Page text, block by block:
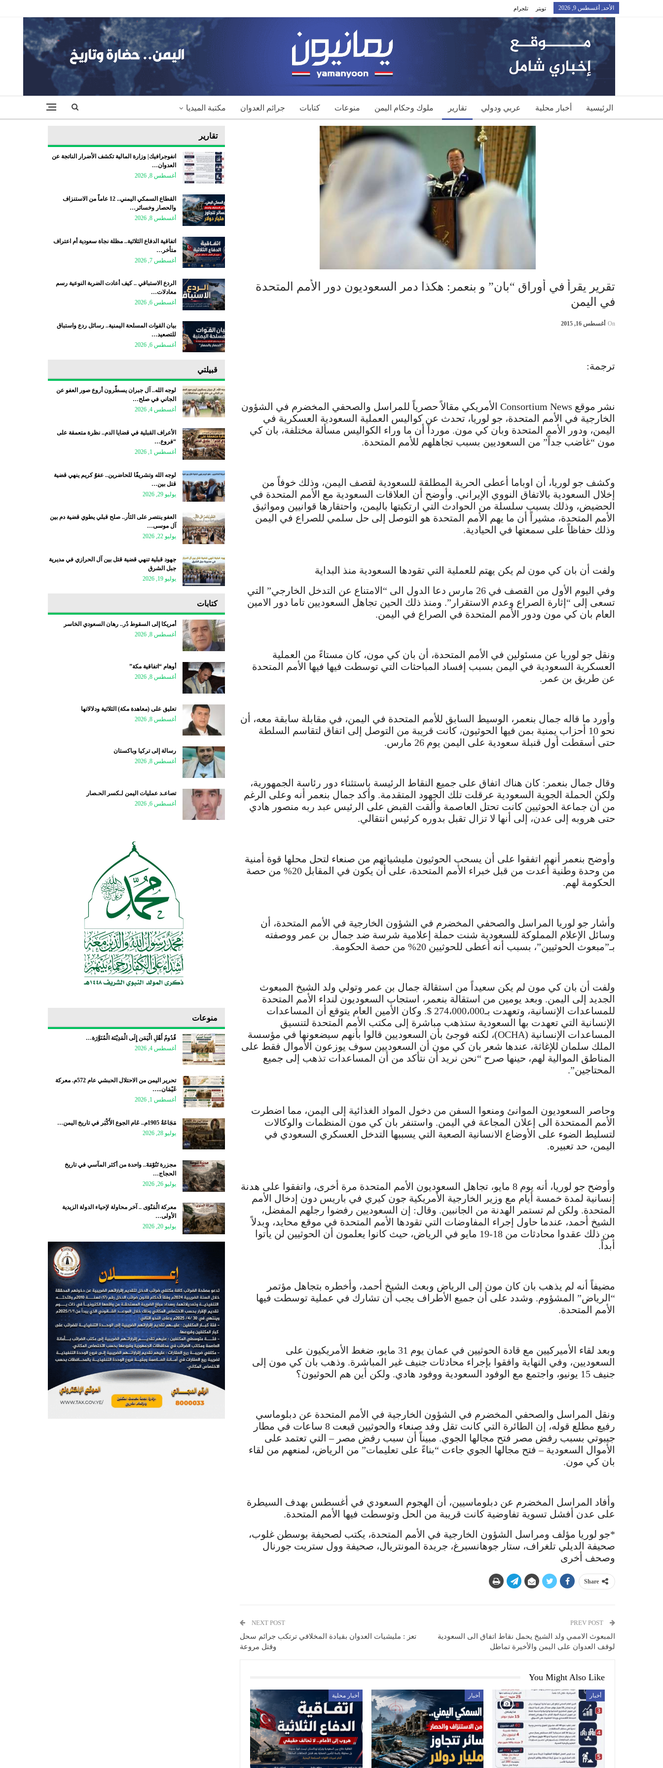
الأحد, أغسطس 9, 2026 تويتر تلجرام
الرئيسية أخبار محلية عربي ودولي تقارير ملوك وحكام اليمن منوعات كتابات جرائم العدوان مكتبة الميديا
تقرير يقرأ في أوراق “بان” و بنعمر: هكذا دمر السعوديون دور الأمم المتحدة
في اليمن
On أغسطس 16, 2015
ترجمة:
نشر موقع Consortium News الأمريكي مقالاً حصرياً للمراسل والصحفي المخضرم في الشؤون
الخارجية في الأمم المتحدة، جو لوريا، تحدث عن كواليس العملية السعودية العسكرية في
اليمن، ودور الأمم المتحدة وبان كي مون. مورداً أن ما وراء الكواليس مسألة مختلفة، بان كي
مون “غاضب جداً” من السعوديين بسبب تجاهلهم للأمم المتحدة.
وكشف جو لوريا، أن اوباما أعطى الحرية المطلقة للسعودية لقصف اليمن، وذلك خوفاً من
إخلال السعودية بالاتفاق النووي الإيراني. وأوضح أن العلاقات السعودية مع الأمم المتحدة في
الحضيض، وذلك بسبب سلسلة من الحوادث التي ارتكبتها باليمن، واحتقارها قوانيين ومواثيق
الأمم المتحدة، مشيراً أن ما يهم الأمم المتحدة هو التوصل إلى حل سلمي للصراع في اليمن
وذلك حفاظاً على سمعتها في الحيادية.
ولفت أن بان كي مون لم يكن يهتم للعملية التي تقودها السعودية منذ البداية
وفي اليوم الأول من القصف في 26 مارس دعا الدول الى “الامتناع عن التدخل الخارجي” التي
تسعى إلى “إثارة الصراع وعدم الاستقرار”. ومنذ ذلك الحين تجاهل السعوديين تاما دور الامين
العام بان كي مون ودور الأمم المتحدة في الصراع في اليمن.
ونقل جو لوريا عن مسئولين في الأمم المتحدة، أن بان كي مون، كان مستاءً من العملية
العسكرية السعودية في اليمن بسبب إفساد المباحثات التي توسطت فيها فيها الأمم المتحدة
عن طريق بن عمر.
وأورد ما قاله جمال بنعمر، الوسيط السابق للأمم المتحدة في اليمن، في مقابلة سابقة معه، أن
نحو 10 أحزاب يمنية بمن فيها الحوثيون، كانت قريبة من التوصل إلى اتفاق لتقاسم السلطة
حتى أسقطت أول قنبلة سعودية على اليمن يوم 26 مارس.
وقال جمال بنعمر: كان هناك اتفاق على جميع النقاط الرئيسة باستثناء دور رئاسة الجمهورية،
ولكن الحملة الجوية السعودية عرقلت تلك الجهود المتقدمة. وأكد جمال بنعمر أنه وعلى الرغم
من أن جماعة الحوثيين كانت تحتل العاصمة وألقت القبض على الرئيس عبد ربه منصور هادي
حتى هروبه إلى عدن، إلى أنها لا تزال تقبل بدوره كرئيس انتقالي.
وأوضح بنعمر أنهم اتفقوا على أن يسحب الحوثيون مليشياتهم من صنعاء لتحل محلها قوة أمنية
من وحدة وطنية أعدت من قبل خبراء الأمم المتحدة، على أن يكون في المقابل 20% من حصة
الحكومة لهم.
وأشار جو لوريا المراسل والصحفي المخضرم في الشؤون الخارجية في الأمم المتحدة، أن
وسائل الإعلام المملوكة للسعودية شنت حملة إعلامية شرسة ضد جمال بن عمر ووصفته
بـ”مبعوث الحوثيين”، بسبب أنه أعطى للحوثيين 20% من حصة الحكومة.
ولفت أن بان كي مون لم يكن سعيداً من استقالة جمال بن عمر وتولي ولد الشيخ المبعوث
الجديد إلى اليمن. وبعد يومين من استقالة بنعمر، استجاب السعوديون لنداء الأمم المتحدة
للمساعدات الإنسانية، وتعهدت بـ274،000،000 $. وكان الأمين العام يتوقع أن المساعدات
الإنسانية التي تعهدت بها السعودية ستذهب مباشرة إلى مكتب الأمم المتحدة لتنسيق
المساعدات الإنسانية (OCHA)، لكنه فوجئ بأن السعوديين قالوا بأنهم سيضعونها في مؤسسة
الملك سلمان للإغاثة، عندها شعر بان كي مون أن السعوديين سوف يوزعون الأموال فقط على
المناطق الموالية لهم، حينها صرح “نحن نريد أن نتأكد من أن المساعدات تذهب إلى جميع
المحتاجين”.
وحاصر السعوديون الموانئ ومنعوا السفن من دخول المواد الغذائية إلى اليمن، مما اضطرت
الأمم الممتحدة الى إعلان المجاعة في اليمن. واستنفر بان كي مون المنظمات والوكالات
لتسليط الضوء على الأوضاع الانسانية الصعبة التي يسببها التدخل العسكري السعودي في
اليمن، حد تعبيره.
وأوضح جو لوريا، أنه يوم 8 مايو، تجاهل السعوديون الأمم المتحدة مرة أخرى، واتفقوا على هدنة
إنسانية لمدة خمسة أيام مع وزير الخارجية الأمريكية جون كيري في باريس دون إدخال الأمم
المتحدة. ولكن لم تستمر الهدنة من الجانبين. وقال: إن السعوديين رفضوا رجلهم المفضل،
الشيخ أحمد، عندما حاول إجراء المفاوضات التي تقودها الأمم المتحدة في موقع محايد، وبدلاً
من ذلك عقدوا محادثات من 18-19 مايو في الرياض، حيث كانوا يعلمون أن الحوثيين لن يأتوا
أبداً.
مضيفاً أنه لم يذهب بان كان مون إلى الرياض وبعث الشيخ أحمد، وأخطره بتجاهل مؤتمر
“الرياض” المشؤوم. وشدد على أن جميع الأطراف يجب أن تشارك في عملية توسطت فيها
الأمم المتحدة.
وبعد لقاء الأميركيين مع قادة الحوثيين في عمان يوم 31 مايو، ضغط الأمريكيون على
السعوديين، وفي النهاية وافقوا بإجراء محادثات جنيف غير المباشرة. وذهب بان كي مون إلى
جنيف 15 يونيو، واجتمع مع الوفود السعودية ووفود هادي. ولكن أين هم الحوثيون؟
ونقل المراسل والصحفي المخضرم في الشؤون الخارجية في الأمم المتحدة عن دبلوماسي
رفيع مطلع قوله، إن الطائرة التي كانت تقل وفد صنعاء والحوثيين قبعت 8 ساعات في مطار
جيبوتي بسبب رفض مصر فتح مجالها الجوي. مبيناً أن سبب رفض مصر – التي تعتمد على
الأموال السعودية – فتح مجالها الجوي جاءت “بناءً على تعليمات” من الرياض، لمنعهم من لقاء
بان كي مون.
وأفاد المراسل المخضرم عن دبلوماسيين، أن الهجوم السعودي في أغسطس بهدف السيطرة
على عدن أفشل تسوية تفاوضية كانت قريبة من الحل وتوسطت فيها الأمم المتحدة.
*جو لوريا مؤلف ومراسل الشؤون الخارجية في الأمم المتحدة، يكتب لصحيفة بوسطن غلوب،
صحيفة الديلي تلغراف، ستار جوهانسبرغ، جريدة المونتريال، صحيفة وول ستريت جورنال
وصحف أخرى
Share
المبعوث الاممي ولد الشيخ يحمل نقاط اتفاق الى السعودية
لوقف العدوان على اليمن والأخيرة تماطل
NEXT POST
تعز : مليشيات العدوان بقيادة المخلافي ترتكب جرائم سحل
وقتل مروعة
You Might Also Like
أخبار أخبار أخبار محلية
تقارير
انفوجرافيك| وزارة المالية تكشف الأضرار الناتجة عن
العدوان…
أغسطس 8, 2026
القطاع السمكي اليمني.. 12 عاماً من الاستنزاف
والحصار وخسائر…
أغسطس 8, 2026
اتفاقية الدفاع الثلاثية.. مظلة نجاة سعودية أم اعتراف
متأخر…
أغسطس 7, 2026
الردع الاستباقي .. كيف أعادت الضربة النوعية رسم
معادلات…
أغسطس 6, 2026
بيان القوات المسلحة اليمنية.. رسائل ردع واستباق
للتصعيد…
أغسطس 6, 2026
قبيلتي
لوجه الله.. آل جبران يسطّرون أروع صور العفو عن
الجاني في صلح…
أغسطس 4, 2026
الأعراف القبلية في قضايا الدم.. نظرة متعمقة على
“فروع…
أغسطس 1, 2026
لوجه الله وتشريفًا للحاضرين.. عفوٌ كريم ينهي قضية
قتل بين…
يوليو 29, 2026
العفو ينتصر على الثأر.. صلح قبلي يطوي قضية دم بين
آل موسى…
يوليو 22, 2026
جهود قبلية تنهي قضية قتل بين آل الحرازي في مديرية
جبل الشرق
يوليو 19, 2026
كتابات
أمريكا إلى السقوط دُر.. رهان السعودي الخاسر
أغسطس 8, 2026
أوهام “اتفاقية مكة”
أغسطس 8, 2026
تعليق على (معاهدة مكة) الثلاثية ودلالاتها
أغسطس 8, 2026
رسالة إلى تركيا وباكستان
أغسطس 8, 2026
تصاعـد عمليات اليمن لـكسر الحـصار
أغسطس 6, 2026
منوعات
قُدُومُ أَهْلِ الْيَمَن إِلَى الْمَدِيْنَة الْمُنَوَّرَة…
أغسطس 4, 2026
تحرير اليمن من الاحتلال الحبشي عام 572م. معركة
غَيْمَان..…
أغسطس 1, 2026
مَجَاعَةُ 1905م.. عَام الجوع الأَكْبَر في تاريخ اليمن…
يوليو 28, 2026
مجزرة تَنُوْمَةَ.. واحدة من أكثر المآسي في تاريخ
الحجاج…
يوليو 26, 2026
معركة الْمَنْوَى .. آخر محاولة لإحياء الدولة الزيدية
الأولى…
يوليو 20, 2026